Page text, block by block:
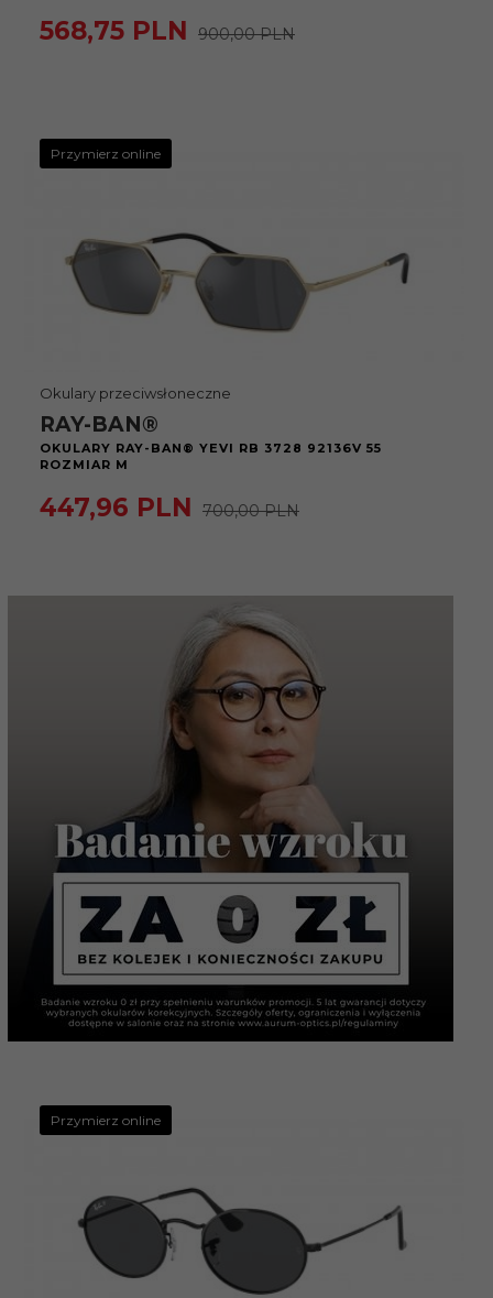
568,75 PLN 900,00 PLN
Przymierz online
Okulary przeciwsłoneczne
RAY-BAN®
OKULARY RAY-BAN® YEVI RB 3728 92136V 55
ROZMIAR M
447,96 PLN 700,00 PLN
Przymierz online